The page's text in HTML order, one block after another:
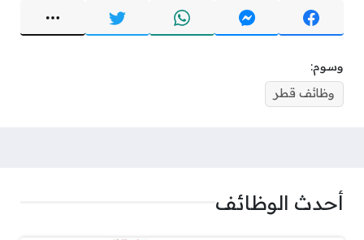
وسوم:
وظائف قطر
أحدث الوظائف